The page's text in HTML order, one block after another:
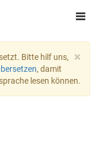
×
Bitte hilf uns,
, damit
lesen können.